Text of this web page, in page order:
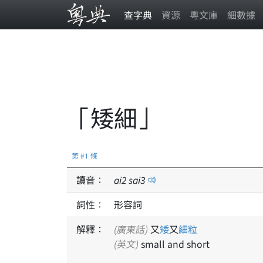
查字典 資源 粵文庫 細數據
「矮細」
第 #1 條
讀音： ai2sai3
詞性：
形容詞
解釋：
(廣東話) 又矮又細粒
(英文) small and short